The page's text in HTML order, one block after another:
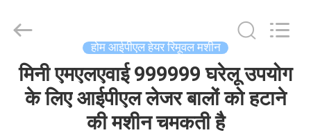
घर
आपूर्तिकर्ता.
Copyright
lipsglosses.com.
Rights
Reserved.
होम आईपीएल हेयर रिमूवल मशीन
मिनी एमएलएवाई 999999 घरेलू उपयोग
के लिए आईपीएल लेजर बालों को हटाने
की मशीन चमकती है